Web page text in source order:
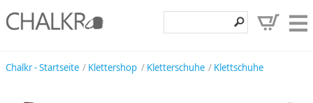
Klettershop
Chalkr - Startseite Klettershop Kletterschuhe Klettschuhe